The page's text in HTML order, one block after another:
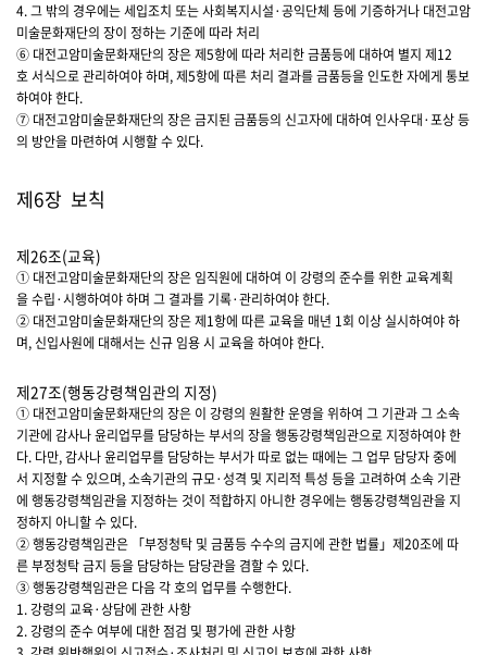
4. 그 밖의 경우에는 세입조치 또는 사회복지시설·공익단체 등에 기증하거나 대전고암
미술문화재단의 장이 정하는 기준에 따라 처리
⑥ 대전고암미술문화재단의 장은 제5항에 따라 처리한 금품등에 대하여 별지 제12
호 서식으로 관리하여야 하며, 제5항에 따른 처리 결과를 금품등을 인도한 자에게 통보
하여야 한다.
⑦ 대전고암미술문화재단의 장은 금지된 금품등의 신고자에 대하여 인사우대·포상 등
의 방안을 마련하여 시행할 수 있다.
제6장 보칙
제26조(교육)
① 대전고암미술문화재단의 장은 임직원에 대하여 이 강령의 준수를 위한 교육계획
을 수립·시행하여야 하며 그 결과를 기록·관리하여야 한다.
② 대전고암미술문화재단의 장은 제1항에 따른 교육을 매년 1회 이상 실시하여야 하
며, 신입사원에 대해서는 신규 임용 시 교육을 하여야 한다.
제27조(행동강령책임관의 지정)
① 대전고암미술문화재단의 장은 이 강령의 원활한 운영을 위하여 그 기관과 그 소속
기관에 감사나 윤리업무를 담당하는 부서의 장을 행동강령책임관으로 지정하여야 한
다. 다만, 감사나 윤리업무를 담당하는 부서가 따로 없는 때에는 그 업무 담당자 중에
서 지정할 수 있으며, 소속기관의 규모·성격 및 지리적 특성 등을 고려하여 소속 기관
에 행동강령책임관을 지정하는 것이 적합하지 아니한 경우에는 행동강령책임관을 지
정하지 아니할 수 있다.
② 행동강령책임관은 「부정청탁 및 금품등 수수의 금지에 관한 법률」제20조에 따
른 부정청탁 금지 등을 담당하는 담당관을 겸할 수 있다.
③ 행동강령책임관은 다음 각 호의 업무를 수행한다.
1. 강령의 교육·상담에 관한 사항
2. 강령의 준수 여부에 대한 점검 및 평가에 관한 사항